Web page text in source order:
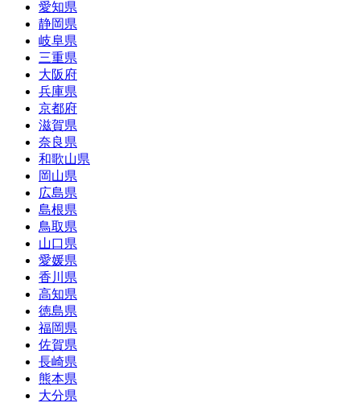
愛知県
静岡県
岐阜県
三重県
大阪府
兵庫県
京都府
滋賀県
奈良県
和歌山県
岡山県
広島県
島根県
鳥取県
山口県
愛媛県
香川県
高知県
徳島県
福岡県
佐賀県
長崎県
熊本県
大分県